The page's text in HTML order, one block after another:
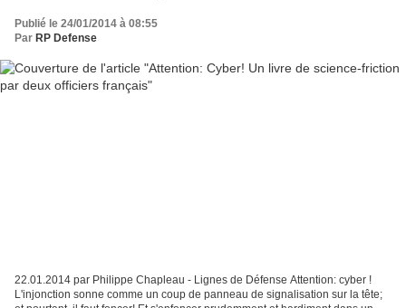
Publié le 24/01/2014 à 08:55
Par RP Defense
22.01.2014 par Philippe Chapleau - Lignes de Défense Attention: cyber !
L'injonction sonne comme un coup de panneau de signalisation sur la tête;